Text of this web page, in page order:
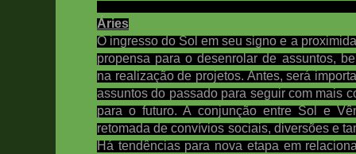
Áries
O ingresso do Sol em seu signo e a
propensa para o desenrolar de assuntos,
na realização de projetos. Antes, será
assuntos do passado para seguir com mais
para o futuro.A conjunção entre Sol e
retomada de convívios sociais, diversões e
Há tendências para nova etapa em